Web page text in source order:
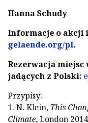
Hanna Schudy
Informacje o akcji
gelaende.org/pl.
Rezerwacja miejsc
jadących z Polski:
Przypisy:
1. N. Klein, This
Climate, London